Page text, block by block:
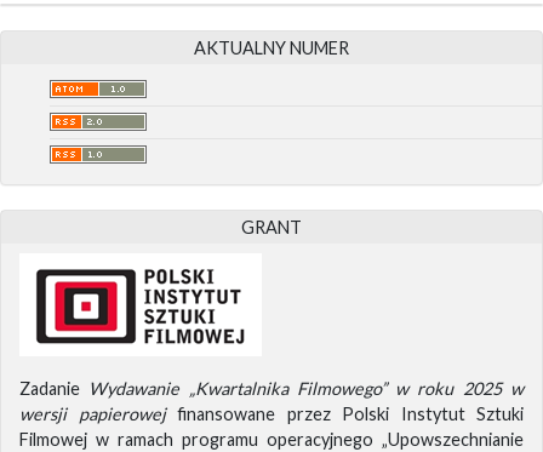
AKTUALNY NUMER
GRANT
Zadanie Wydawanie „Kwartalnika Filmowego” w roku 2025 w
wersji papierowejfinansowane przez Polski Instytut Sztuki
Filmowej w ramach programu operacyjnego „Upowszechnianie